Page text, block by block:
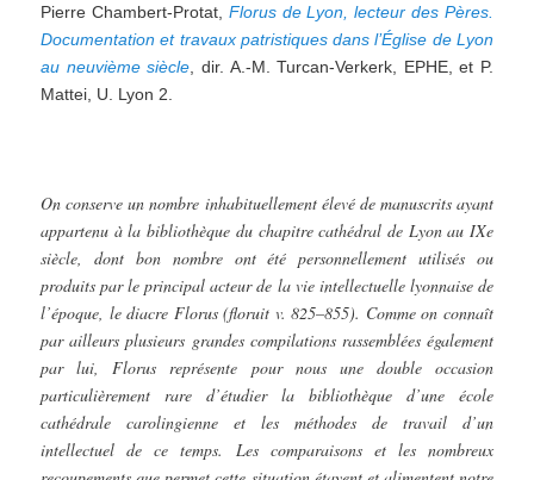
Pierre Chambert-Protat, Florus de Lyon, lecteur des Pères.
Documentation et travaux patristiques dans l’Église de Lyon
au neuvième siècle , dir. A.-M. Turcan-Verkerk, EPHE, et P.
Mattei, U. Lyon 2.
On conserve un nombre inhabituellement élevé de manuscrits ayant
appartenu à la bibliothèque du chapitre cathédral de Lyon au IXe
siècle, dont bon nombre ont été personnellement utilisés ou
produits par le principal acteur de la vie intellectuelle lyonnaise de
l’époque, le diacre Florus (floruit v. 825–855). Comme on connaît
par ailleurs plusieurs grandes compilations rassemblées également
par lui, Florus représente pour nous une double occasion
particulièrement rare d’étudier la bibliothèque d’une école
cathédrale carolingienne et les méthodes de travail d’un
intellectuel de ce temps. Les comparaisons et les nombreux